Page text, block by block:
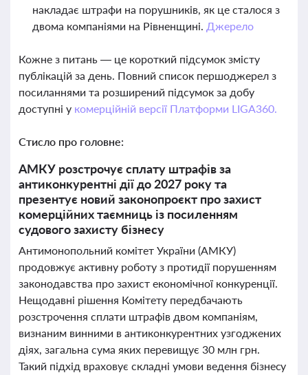
накладає штрафи на порушників, як це сталося з
двома компаніями на Рівненщині. Джерело
Кожне з питань — це короткий підсумок змісту
публікацій за день. Повний список першоджерел з
посиланнями та розширений підсумок за добу
доступні у комерційній версії Платформи LIGA360.
Стисло про головне:
АМКУ розстрочує сплату штрафів за
антиконкурентні дії до 2027 року та
презентує новий законопроєкт про захист
комерційних таємниць із посиленням
судового захисту бізнесу
Антимонопольний комітет України (АМКУ)
продовжує активну роботу з протидії порушенням
законодавства про захист економічної конкуренції.
Нещодавні рішення Комітету передбачають
розстрочення сплати штрафів двом компаніям,
визнаним винними в антиконкурентних узгоджених
діях, загальна сума яких перевищує 30 млн грн.
Такий підхід враховує складні умови ведення бізнесу